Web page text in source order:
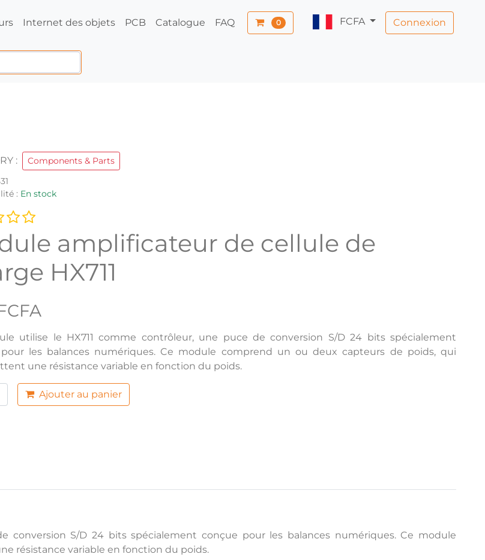
Internet des objets PCB Catalogue FAQ 0 FCFA Connexion
:
Components & Parts
: En stock
amplificateur de cellule de
HX711
utilise le HX711 comme contrôleur, une puce de conversion S/D 24 bits spécialement
les balances numériques. Ce module comprend un ou deux capteurs de poids, qui
une résistance variable en fonction du poids.
Ajouter au panier
conversion S/D 24 bits spécialement conçue pour les balances numériques. Ce module
résistance variable en fonction du poids.